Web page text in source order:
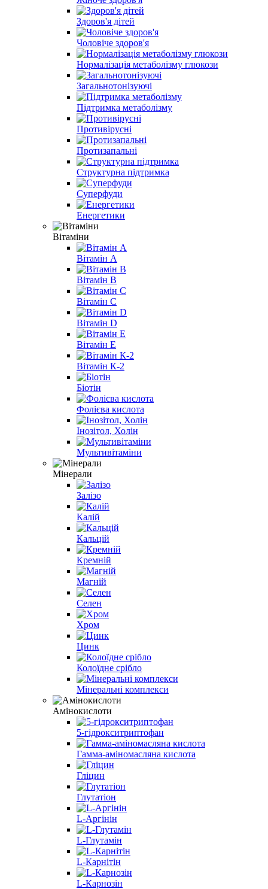
Здоров'я дітей
Чоловіче здоров'я
Нормалізація метаболізму глюкози
Загальнотонізуючі
Підтримка метаболізму
Противірусні
Протизапальні
Структурна підтримка
Суперфуди
Енергетики
Вітаміни
Вітамін A
Вітамін B
Вітамін С
Вітамін D
Вітамін E
Вітамін К-2
Біотін
Фолієва кислота
Інозітол, Холін
Мультивітаміни
Мінерали
Залізо
Калій
Кальцій
Кремній
Магній
Селен
Хром
Цинк
Колоїдне срібло
Мінеральні комплекси
Амінокислоти
5-гідрокситриптофан
Гамма-аміномасляна кислота
Гліцин
Глутатіон
L-Аргінін
L-Глутамін
L-Карнітін
L-Карнозін